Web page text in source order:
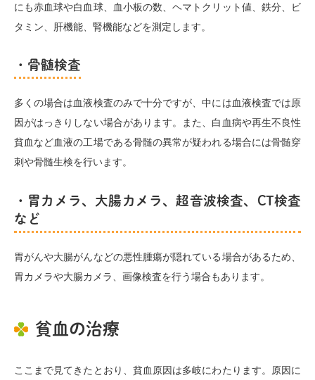
にも赤血球や白血球、血小板の数、ヘマトクリット値、鉄分、ビ
タミン、肝機能、腎機能などを測定します。
・骨髄検査
多くの場合は血液検査のみで十分ですが、中には血液検査では原
因がはっきりしない場合があります。また、白血病や再生不良性
貧血など血液の工場である骨髄の異常が疑われる場合には骨髄穿
刺や骨髄生検を行います。
・胃カメラ、大腸カメラ、超音波検査、CT検査
など
胃がんや大腸がんなどの悪性腫瘍が隠れている場合があるため、
胃カメラや大腸カメラ、画像検査を行う場合もあります。
貧血の治療
ここまで見てきたとおり、貧血原因は多岐にわたります。原因に